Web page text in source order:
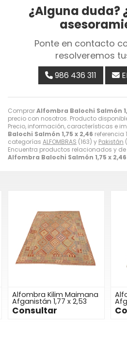
ComprarAlfombra Balochi Salmón
precio con nosotros. Producto
Precio, información, características e
Balochi Salmón 1,75 x 2,46 referencia
categorías ALFOMBRAS (163) y Pakistán
Encuentra productos relacionados y
Alfombra Balochi Salmón 1,75 x 2,46
¿Alguna duda?
Ponte en contacto
resolveremos
986 436 311
Alfombra Kilim Maimana
Afganistán 1,77 x 2,53
Consultar